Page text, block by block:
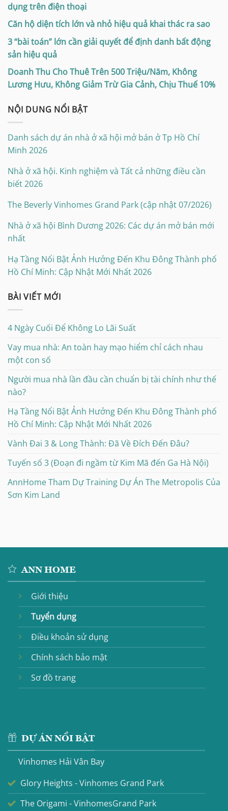
dụng trên điện thoại
Căn hộ diện tích lớn và nhỏ hiệu quả khai thác ra sao
3 “bài toán” lớn cần giải quyết để định danh bất động
sản hiệu quả
Doanh Thu Cho Thuê Trên 500 Triệu/Năm, Không
Lương Hưu, Không Giảm Trừ Gia Cảnh, Chịu Thuế 10%
NỘI DUNG NỔI BẬT
Danh sách dự án nhà ở xã hội mở bán ở Tp Hồ Chí
Minh 2026
Nhà ở xã hội. Kinh nghiệm và Tất cả những điều cần
biết 2026
The Beverly Vinhomes Grand Park (cập nhật 07/2026)
Nhà ở xã hội Bình Dương 2026: Các dự án mở bán mới
nhất
Hạ Tầng Nổi Bật Ảnh Hưởng Đến Khu Đông Thành phố
Hồ Chí Minh: Cập Nhật Mới Nhất 2026
BÀI VIẾT MỚI
4 Ngày Cuối Để Không Lo Lãi Suất
Vay mua nhà: An toàn hay mạo hiểm chỉ cách nhau
một con số
Người mua nhà lần đầu cần chuẩn bị tài chính như thế
nào?
Hạ Tầng Nổi Bật Ảnh Hưởng Đến Khu Đông Thành phố
Hồ Chí Minh: Cập Nhật Mới Nhất 2026
Vành Đai 3 & Long Thành: Đã Về Đích Đến Đâu?
Tuyến số 3 (Đoạn đi ngầm từ Kim Mã đến Ga Hà Nội)
AnnHome Tham Dự Training Dự Án The Metropolis Của
Sơn Kim Land
ANN HOME
Giới thiệu
Tuyển dụng
Điều khoản sử dụng
Chính sách bảo mật
Sơ đồ trang
DỰ ÁN NỔI BẬT
Vinhomes Hải Vân Bay
Glory Heights - Vinhomes Grand Park
The Origami - VinhomesGrand Park